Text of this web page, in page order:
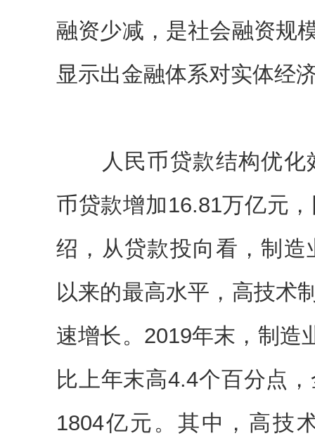
融资少减，是社会融资规
显示出金融体系对实体经
人民币贷款结构优化
币贷款增加16.81万亿元
绍，从贷款投向看，制
以来的最高水平，高技术
速增长。2019年末，制造
比上年末高4.4个百分点
1804亿元。其中，高技